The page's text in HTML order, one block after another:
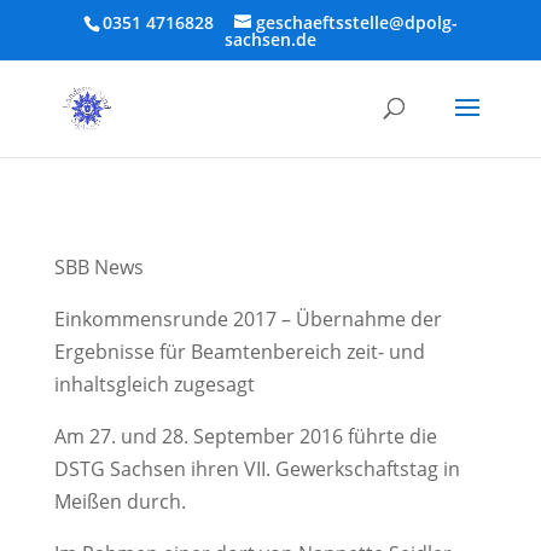
0351 4716828 geschaeftsstelle@dpolg-
sachsen.de
SBB News
Einkommensrunde 2017 – Übernahme der
Ergebnisse für Beamtenbereich zeit- und
inhaltsgleich zugesagt
Am 27. und 28. September 2016 führte die
DSTG Sachsen ihren VII. Gewerkschaftstag in
Meißen durch.